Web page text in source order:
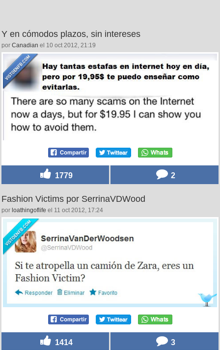
Y en cómodos plazos, sin intereses
por Canadian el 10 oct 2012, 21:19
1779 2
Fashion Victims por SerrinaVDWood
por loathingoflife el 11 oct 2012, 17:24
1414 3